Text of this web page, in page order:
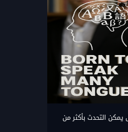
التحدث بأكثر من